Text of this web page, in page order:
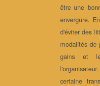
être une
envergure.
d'éviter des
modalités de
gains et
certaine